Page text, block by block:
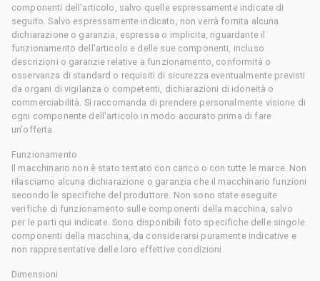
componenti dell'articolo, salvo quelle espressamente indicate di
seguito. Salvo espressamente indicato, non verrà fornita alcuna
dichiarazione o garanzia, espressa o implicita, riguardante il
funzionamento dell'articolo e delle sue componenti, incluso
descrizioni o garanzie relative a funzionamento, conformità o
osservanza di standard o requisiti di sicurezza eventualmente previsti
da organi di vigilanza o competenti, dichiarazioni di idoneità o
commerciabilità. Si raccomanda di prendere personalmente visione di
ogni componente dell'articolo in modo accurato prima di fare
un'offerta.
Funzionamento
Il macchinario non è stato testato con carico o con tutte le marce. Non
rilasciamo alcuna dichiarazione o garanzia che il macchinario funzioni
secondo le specifiche del produttore. Non sono state eseguite
verifiche di funzionamento sulle componenti della macchina, salvo
per le parti qui indicate. Sono disponibili foto specifiche delle singole
componenti della macchina, da considerarsi puramente indicative e
non rappresentative delle loro effettive condizioni.
Dimensioni